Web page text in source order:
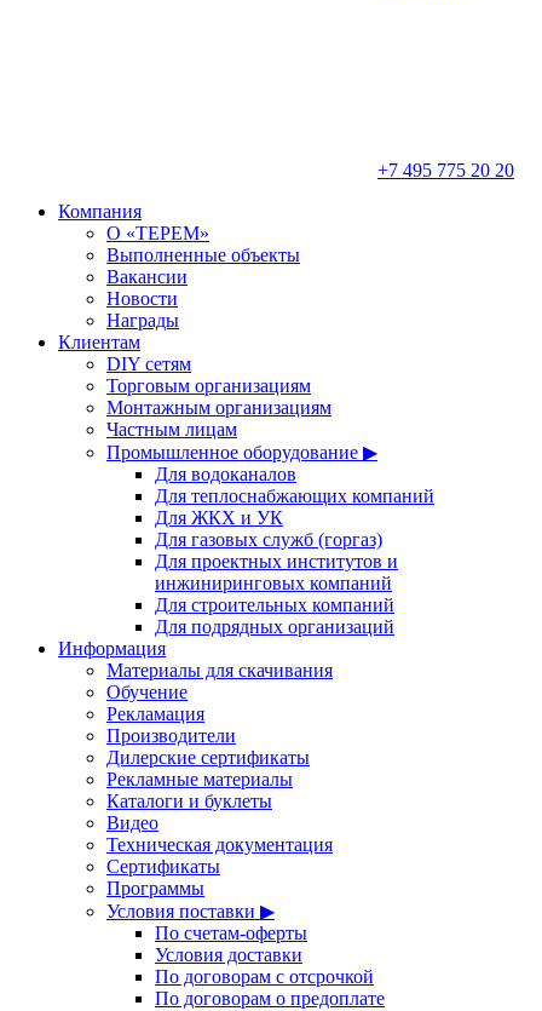
+7 495 775 20 20
Компания
О «ТЕРЕМ»
Выполненные объекты
Вакансии
Новости
Награды
Клиентам
DIY сетям
Торговым организациям
Монтажным организациям
Частным лицам
Промышленное оборудование ▶
Для водоканалов
Для теплоснабжающих компаний
Для ЖКХ и УК
Для газовых служб (горгаз)
Для проектных институтов и
инжиниринговых компаний
Для строительных компаний
Для подрядных организаций
Информация
Материалы для скачивания
Обучение
Рекламация
Производители
Дилерские сертификаты
Рекламные материалы
Каталоги и буклеты
Видео
Техническая документация
Сертификаты
Программы
Условия поставки ▶
По счетам-оферты
Условия доставки
По договорам с отсрочкой
По договорам о предоплате